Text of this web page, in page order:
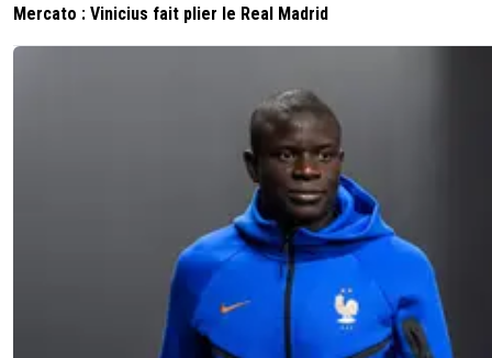
Mercato : Vinicius fait plier le Real Madrid